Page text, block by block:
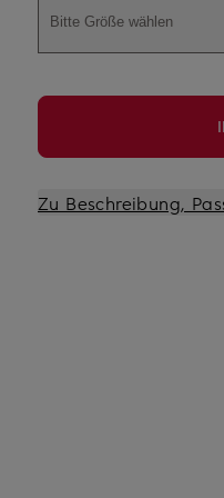
Bitte Größe wählen
Zu Beschreibung,